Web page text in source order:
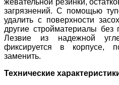
загрязнений. С помощью
удалить с поверхности
другие стройматериалы без
Лезвие из надежной
фиксируется в корпусе,
заменить.
Технические